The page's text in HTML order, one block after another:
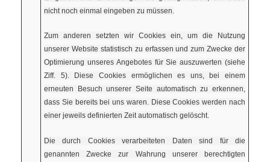
nicht noch einmal eingeben zu müssen.
Zum anderen setzten wir Cookies ein, um die Nutzung
unserer Website statistisch zu erfassen und zum Zwecke der
Optimierung unseres Angebotes für Sie auszuwerten (siehe
Ziff. 5). Diese Cookies ermöglichen es uns, bei einem
erneuten Besuch unserer Seite automatisch zu erkennen,
dass Sie bereits bei uns waren. Diese Cookies werden nach
einer jeweils definierten Zeit automatisch gelöscht.
Die durch Cookies verarbeiteten Daten sind für die
genannten Zwecke zur Wahrung unserer berechtigten